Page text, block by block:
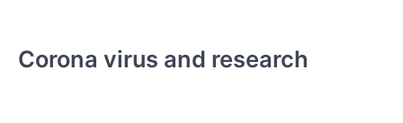
Corona virus and research